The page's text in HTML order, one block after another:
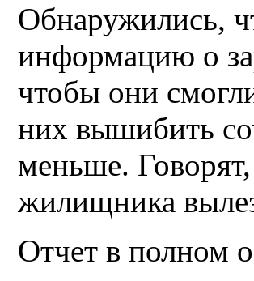
Обнаружились,
информацию о
чтобы они
них вышибить
меньше.
жилищника
Отчет в полном